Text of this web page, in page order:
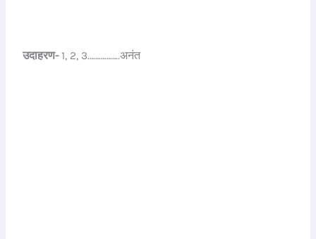
उदाहरण-1, 2, 3……………..अनंत